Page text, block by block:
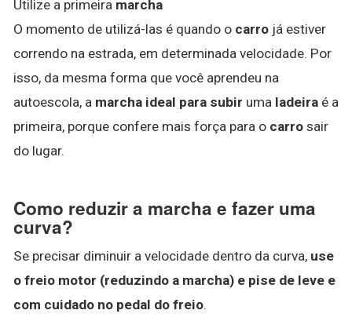
Utilize a primeira marcha
O momento de utilizá-las é quando o carro já estiver
correndo na estrada, em determinada velocidade. Por
isso, da mesma forma que você aprendeu na
autoescola, a marcha ideal para subir uma ladeira é a
primeira, porque confere mais força para o carro sair
do lugar.
Como reduzir a marcha e fazer uma
curva?
Se precisar diminuir a velocidade dentro da curva, use
o freio motor (reduzindo a marcha) e pise de leve e
com cuidado no pedal do freio.